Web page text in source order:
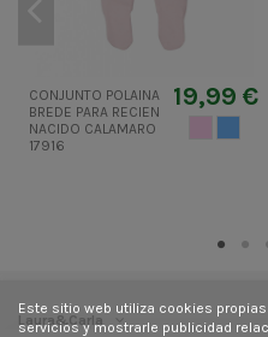
CONJUNTO POLAINA
BREDE PARA RECIEN
NACIDO CALAMARO
17916
19,99 €
AZUL
Laura&Carla
Este sitio web utiliza cookies
servicios y mostrarle publicidad